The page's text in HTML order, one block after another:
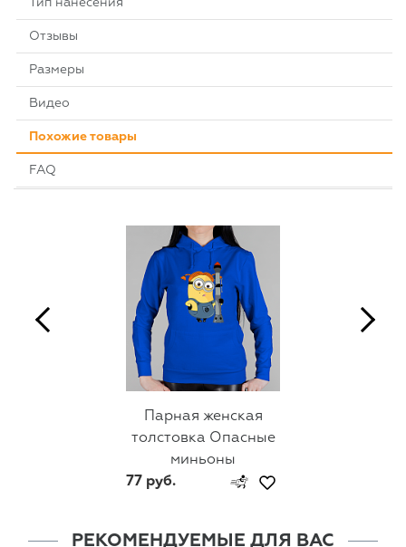
Отзывы
Размеры
Видео
Похожие товары
FAQ
Парная женская
толстовка Опасные
миньоны
77 руб.
РЕКОМЕНДУЕМЫЕ ДЛЯ ВАС